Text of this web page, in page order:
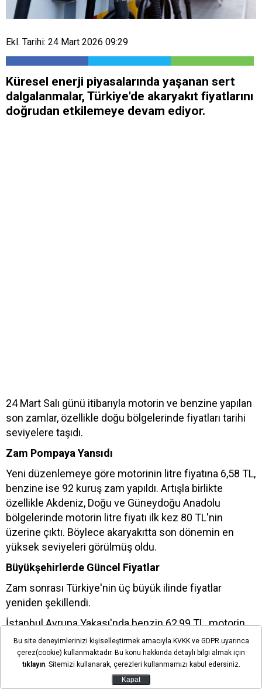
Ekl. Tarihi: 24 Mart 2026 09:29
Küresel enerji piyasalarında yaşanan sert
dalgalanmalar, Türkiye'de akaryakıt fiyatlarını
doğrudan etkilemeye devam ediyor.
24 Mart Salı günü itibarıyla motorin ve benzine yapılan
son zamlar, özellikle doğu bölgelerinde fiyatları tarihi
seviyelere taşıdı.
Zam Pompaya Yansıdı
Yeni düzenlemeye göre motorinin litre fiyatına 6,58 TL,
benzine ise 92 kuruş zam yapıldı. Artışla birlikte
özellikle Akdeniz, Doğu ve Güneydoğu Anadolu
bölgelerinde motorin litre fiyatı ilk kez 80 TL'nin
üzerine çıktı. Böylece akaryakıtta son dönemin en
yüksek seviyeleri görülmüş oldu.
Büyükşehirlerde Güncel Fiyatlar
Zam sonrası Türkiye'nin üç büyük ilinde fiyatlar
yeniden şekillendi.
İstanbul Avrupa Yakası'nda benzin 62,99 TL, motorin
77,65 TL oldu. Anadolu Yakası'nda ise benzin 62,84 TL,
motorin 77,53 TL seviyesine çıktı.
Ankara'da benzinin litre fiyatı 63,94 TL'ye, motorinin
Bu site deneyimlerinizi kişiselleştirmek amacıyla KVKK ve GDPR uyarınca
çerez(cookie) kullanmaktadır. Bu konu hakkında detaylı bilgi almak için
tıklayın. Sitemizi kullanarak, çerezleri kullanmamızı kabul edersiniz.
Kapat